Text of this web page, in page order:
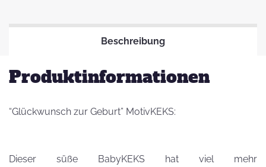
Beschreibung
Produktinformationen
“Glückwunsch zur Geburt” MotivKEKS:
Dieser süße BabyKEKS hat viel mehr